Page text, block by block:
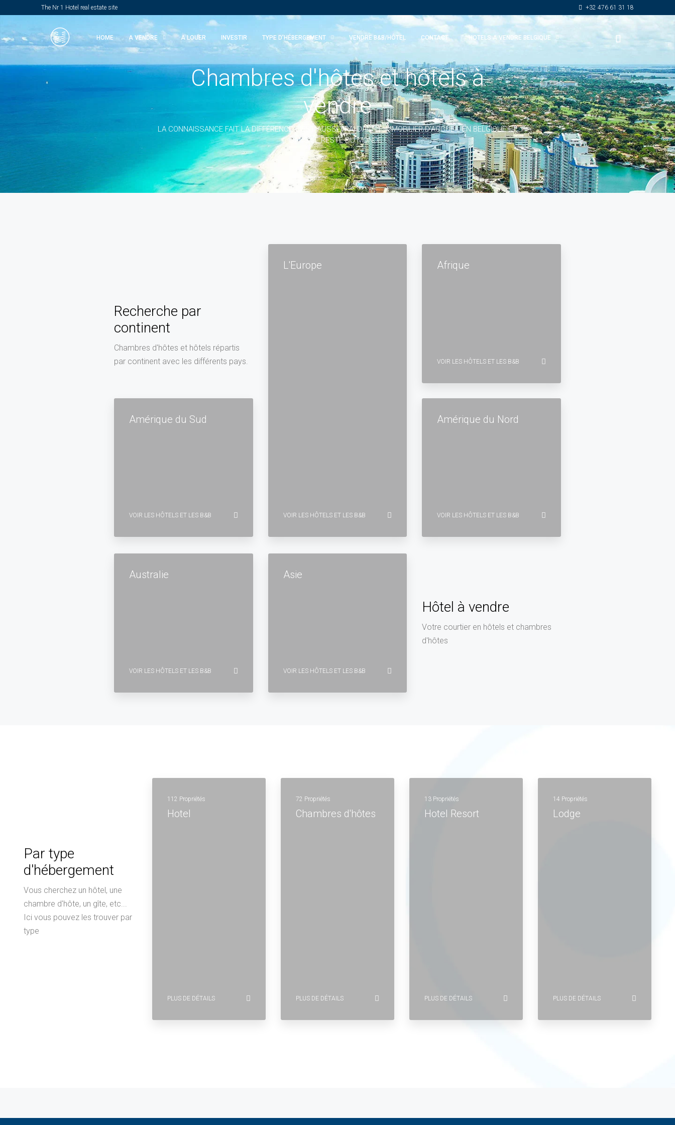
The Nr 1 Hotel real estate site +32 476 61 31 18
HOME A VENDRE A LOUER INVESTIR TYPE D’HÉBERGEMENT VENDRE B&B/HÔTEL CONTACT HOTELS A VENDRE BELGIQUE
Chambres d'hôtes et hôtels à
vendre
LA CONNAISSANCE FAIT LA DIFFÉRENCE C'EST AUSSI VRAI DANS L'IMMOBILIER D'ACCUEIL EN BELGIQUE ET
DANS LE RESTE DU MONDE !
Recherche par
continent
Chambres d'hôtes et hôtels répartis
par continent avec les différents pays.
Amérique du Sud
VOIR LES HÔTELS ET LES B&B
L'Europe
VOIR LES HÔTELS ET LES B&B
Afrique
VOIR LES HÔTELS ET LES B&B
Amérique du Nord
VOIR LES HÔTELS ET LES B&B
Australie
VOIR LES HÔTELS ET LES B&B
Asie
VOIR LES HÔTELS ET LES B&B
Hôtel à vendre
Votre courtier en hôtels et chambres
d'hôtes
Par type
d'hébergement
Vous cherchez un hôtel, une
chambre d'hôte, un gîte, etc...
Ici vous pouvez les trouver par
type
112 Propriétés
Hotel
PLUS DE DÉTAILS
72 Propriétés
Chambres d'hôtes
PLUS DE DÉTAILS
13 Propriétés
Hotel Resort
PLUS DE DÉTAILS
14 Propriétés
Lodge
PLUS DE DÉTAILS